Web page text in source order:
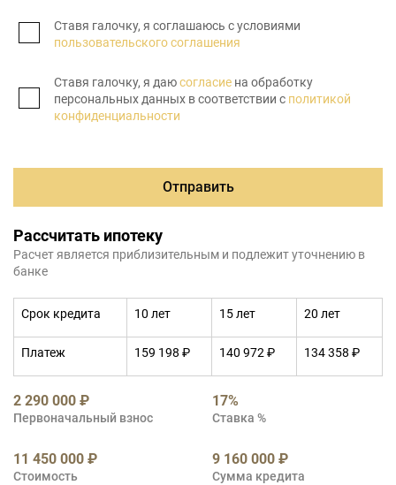
Ставя галочку, я соглашаюсь с условиями
пользовательского соглашения
Ставя галочку, я даюсогласие на обработку
персональных данных в соответствии с политикой
конфиденциальности
Отправить
Рассчитать ипотеку
Расчет является приблизительным и подлежит уточнению в
банке
Срок кредита 10 лет 15 лет 20 лет
Платеж 159 198 ₽ 140 972 ₽ 134 358 ₽
2 290 000 ₽
Первоначальный взнос
17%
Ставка %
11 450 000 ₽
Стоимость
9 160 000 ₽
Сумма кредита